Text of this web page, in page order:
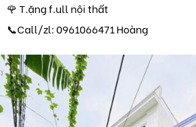
🌹 T.ặng f.ull nội thất
📞Call/zl: 0961066471 Hoàng